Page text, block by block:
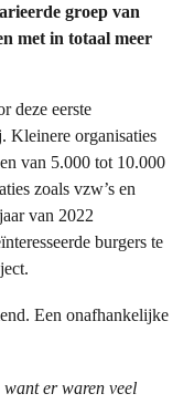
groep van
met in totaal meer
deze eerste
Kleinere organisaties
van 5.000 tot 10.000
zoals vzw’s en
van 2022
burgers te
Een onafhankelijke
er waren veel